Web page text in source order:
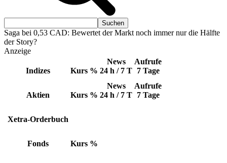
Saga bei 0,53 CAD: Bewertet der Markt noch immer nur die Hälfte
der Story?
Anzeige
Indizes Kurs %
News
24 h / 7 T
Aufrufe
7 Tage
Aktien Kurs %
News
24 h / 7 T
Aufrufe
7 Tage
Xetra-Orderbuch
Fonds Kurs %